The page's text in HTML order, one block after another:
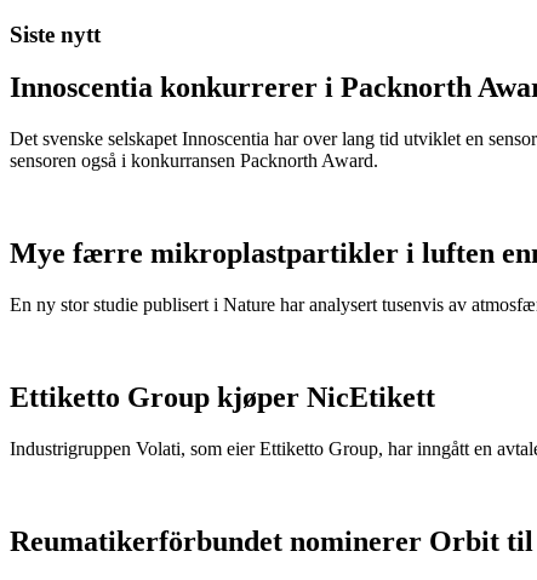
Siste nytt
Innoscentia konkurrerer i Packnorth
Det svenske selskapet Innoscentia har over lang tid utviklet en
sensoren også i konkurransen Packnorth Award.
Mye færre mikroplastpartikler i luften
En ny stor studie publisert i Nature har analysert tusenvis av
Ettiketto Group kjøper NicEtikett
Industrigruppen Volati, som eier Ettiketto Group, har inngått en
Reumatikerförbundet nominerer Orbit